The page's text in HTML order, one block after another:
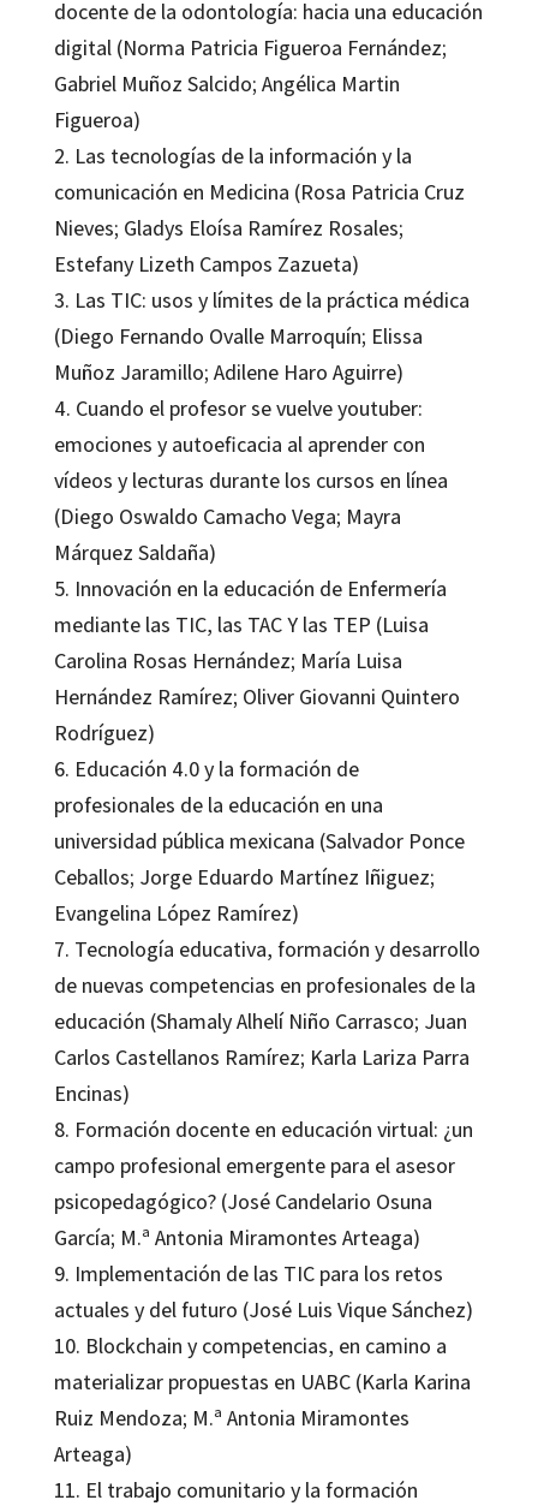
docente de la odontología: hacia una educación
digital (Norma Patricia Figueroa Fernández;
Gabriel Muñoz Salcido; Angélica Martin
Figueroa)
2. Las tecnologías de la información y la
comunicación en Medicina (Rosa Patricia Cruz
Nieves; Gladys Eloísa Ramírez Rosales;
Estefany Lizeth Campos Zazueta)
3. Las TIC: usos y límites de la práctica médica
(Diego Fernando Ovalle Marroquín; Elissa
Muñoz Jaramillo; Adilene Haro Aguirre)
4. Cuando el profesor se vuelve youtuber:
emociones y autoeficacia al aprender con
vídeos y lecturas durante los cursos en línea
(Diego Oswaldo Camacho Vega; Mayra
Márquez Saldaña)
5. Innovación en la educación de Enfermería
mediante las TIC, las TAC Y las TEP (Luisa
Carolina Rosas Hernández; María Luisa
Hernández Ramírez; Oliver Giovanni Quintero
Rodríguez)
6. Educación 4.0 y la formación de
profesionales de la educación en una
universidad pública mexicana (Salvador Ponce
Ceballos; Jorge Eduardo Martínez Iñiguez;
Evangelina López Ramírez)
7. Tecnología educativa, formación y desarrollo
de nuevas competencias en profesionales de la
educación (Shamaly Alhelí Niño Carrasco; Juan
Carlos Castellanos Ramírez; Karla Lariza Parra
Encinas)
8. Formación docente en educación virtual: ¿un
campo profesional emergente para el asesor
psicopedagógico? (José Candelario Osuna
García; M.ª Antonia Miramontes Arteaga)
9. Implementación de las TIC para los retos
actuales y del futuro (José Luis Vique Sánchez)
10. Blockchain y competencias, en camino a
materializar propuestas en UABC (Karla Karina
Ruiz Mendoza; M.ª Antonia Miramontes
Arteaga)
11. El trabajo comunitario y la formación